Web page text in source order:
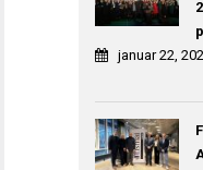
januar 22,